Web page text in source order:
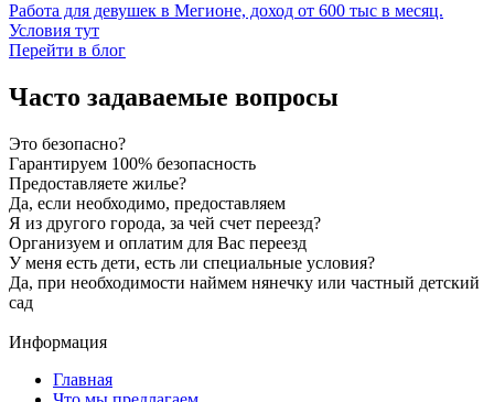
Работа для девушек в Мегионе, доход от 600 тыс в месяц.
Условия тут
Перейти в блог
Часто задаваемые вопросы
Это безопасно?
Гарантируем 100% безопасность
Предоставляете жилье?
Да, если необходимо, предоставляем
Я из другого города, за чей счет переезд?
Организуем и оплатим для Вас переезд
У меня есть дети, есть ли специальные условия?
Да, при необходимости наймем нянечку или частный детский
сад
Информация
Главная